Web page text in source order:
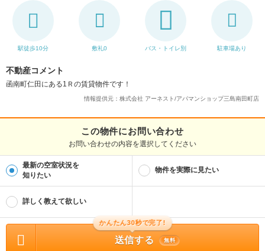
駅徒歩10分 敷礼0 バス・トイレ別 駐車場あり
不動産コメント
函南町仁田にある1Ｒの賃貸物件です！
情報提供元：株式会社 アーネスト/アパマンショップ三島南田町店
この物件にお問い合わせ
お問い合わせの内容を選択してください
最新の空室状況を
知りたい
物件を実際に見たい
詳しく教えて欲しい
かんたん30秒で完了!
送信する 無料